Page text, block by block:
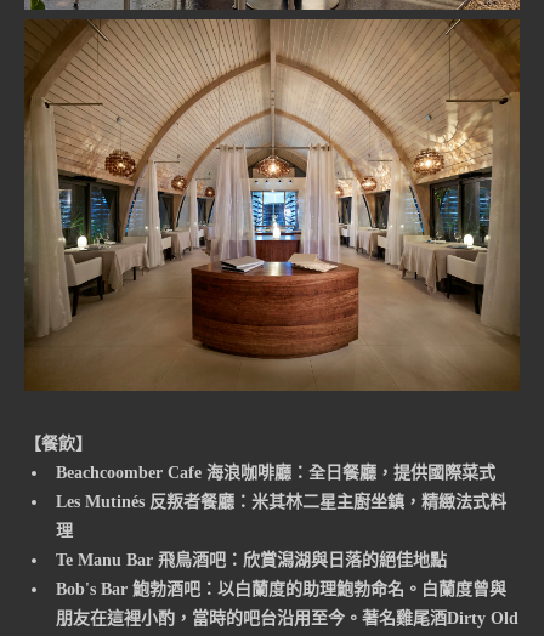
【餐飲】
Beachcoomber Cafe 海浪咖啡廳：全日餐廳，提供國際菜式
Les Mutinés 反叛者餐廳：米其林二星主廚坐鎮，精緻法式料
理
Te Manu Bar 飛鳥酒吧：欣賞潟湖與日落的絕佳地點
Bob's Bar 鮑勃酒吧：以白蘭度的助理鮑勃命名。白蘭度曾與
朋友在這裡小酌，當時的吧台沿用至今。著名雞尾酒Dirty Old